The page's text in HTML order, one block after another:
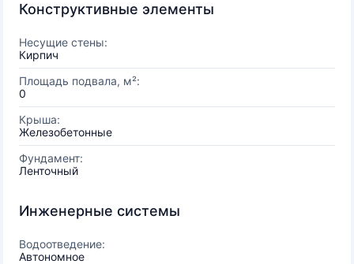
Конструктивные элементы
Несущие стены:
Кирпич
Площадь подвала, м²:
0
Крыша:
Железобетонные
Фундамент:
Ленточный
Инженерные системы
Водоотведение:
Автономное